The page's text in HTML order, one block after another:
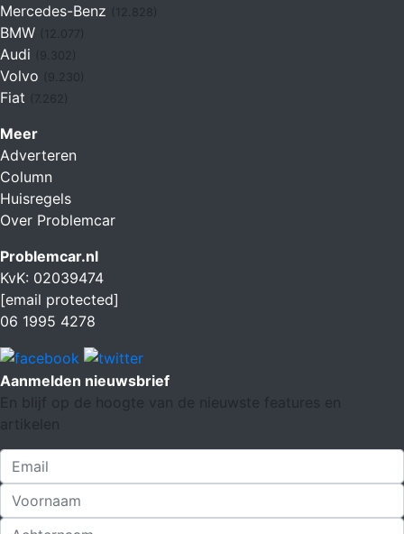
Mercedes-Benz
BMW
Audi
Volvo
Fiat (7.262)
Meer
Adverteren
Column
Huisregels
Over Problemcar
Problemcar.nl
KvK: 02039474
[email protected]
06 1995 4278
Aanmelden nieuwsbrief
En blijf op de hoogte van de nieuwste features en
artikelen